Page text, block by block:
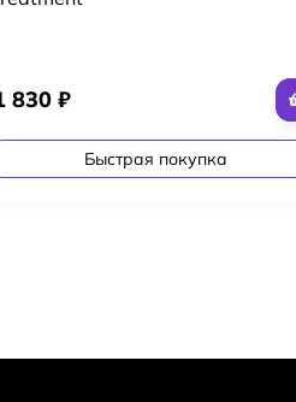
830 ₽
Быстрая покупка